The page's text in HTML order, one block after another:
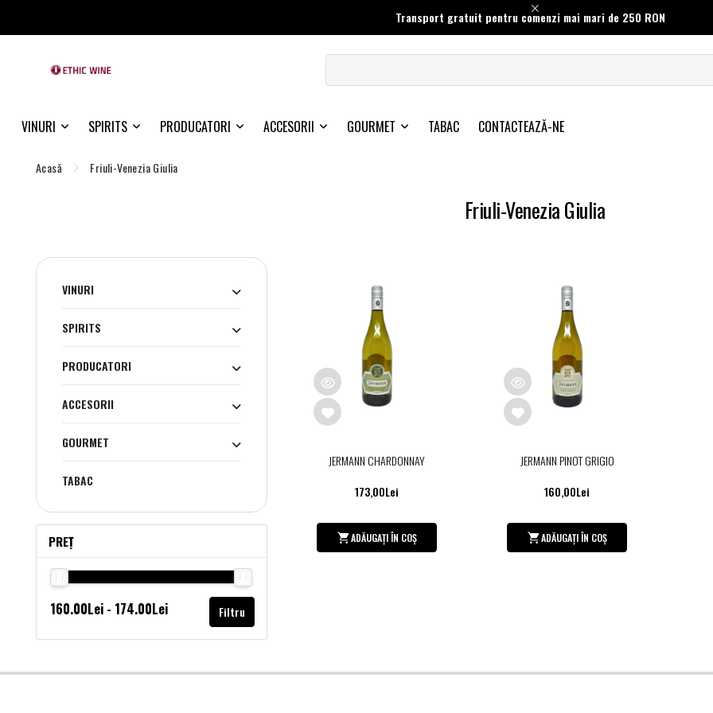
Transport gratuit pentru comenzi mai mari de 250 RON
VINURI SPIRITS PRODUCATORI ACCESORII GOURMET TABAC CONTACTEAZĂ-NE
Acasă Friuli-Venezia Giulia
Friuli-Venezia Giulia
VINURI
SPIRITS
PRODUCATORI
ACCESORII
GOURMET
TABAC
PREȚ
Filtru
JERMANN CHARDONNAY
173,00Lei
ADĂUGAȚI ÎN COȘ
JERMANN PINOT GRIGIO
160,00Lei
ADĂUGAȚI ÎN COȘ